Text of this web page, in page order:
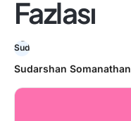
Fazlası
Sudarshan Somanathan